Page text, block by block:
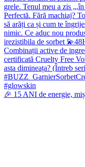
🎉 15 ANI de energie,